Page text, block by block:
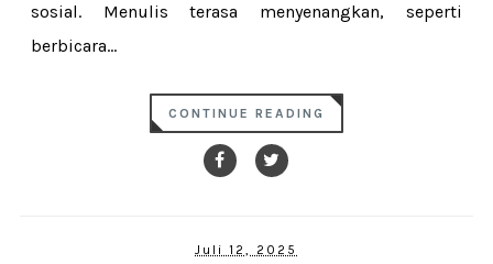
sosial. Menulis terasa menyenangkan, seperti
berbicara...
CONTINUE READING
Juli 12, 2025